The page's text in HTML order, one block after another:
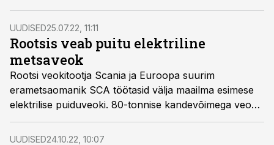
kapitalimahukus ega ka olemasolev
laadimisvõrgustik täna veel nende laiapõhjalisemat
kasutust.
UUDISED25.07.22, 11:11
Rootsis veab puitu elektriline
metsaveok
Rootsi veokitootja Scania ja Euroopa suurim
erametsaomanik SCA töötasid välja maailma esimese
elektrilise puiduveoki. 80-tonnise kandevõimega veok
transpordib puitu SCA Gimonäsis asuva puiduterminali
ja Obbola paberivabriku vahel.
UUDISED24.10.22, 10:07